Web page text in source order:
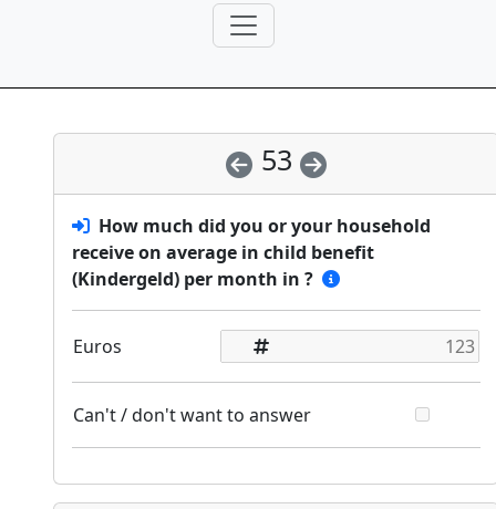
53
How much did you or your household
receive on average in child benefit
(Kindergeld) per month in ?
Euros
Can't / don't want to answer